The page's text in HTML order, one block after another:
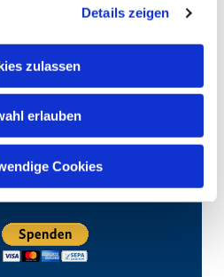
Details zeigen
zulassen
erlauben
Cookies